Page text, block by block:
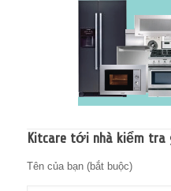
Kitcare tới nhà kiểm tra
Tên của bạn (bắt buộc)